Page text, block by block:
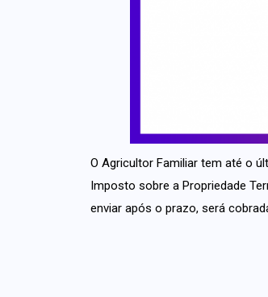
O Agricultor Familiar tem até o
Imposto sobre a Propriedade
enviar após o prazo, será